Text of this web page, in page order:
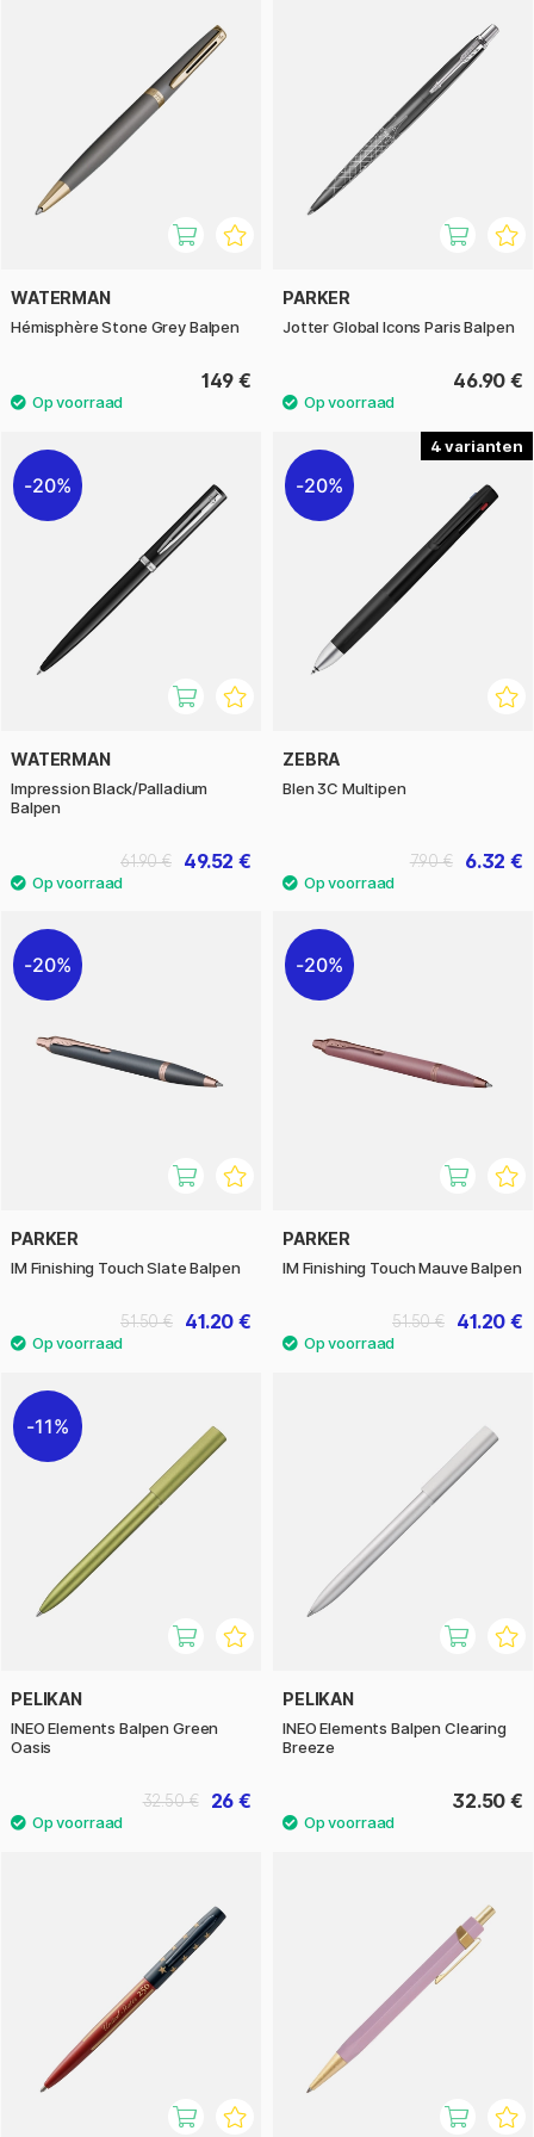
WATERMAN
Hémisphère Stone Grey Balpen
149 €
PARKER
Jotter Global Icons Paris Balpen
46.90 €
20%
WATERMAN
Impression Black/Palladium
Balpen
49.52 €
61.90 €
4
20%
ZEBRA
Blen 3C Multipen
6.32 €
7.90 €
20%
PARKER
IM Finishing Touch Slate Balpen
41.20 €
51.50 €
20%
PARKER
IM Finishing Touch Mauve Balpen
41.20 €
51.50 €
11%
PELIKAN
INEO Elements Balpen Green
Oasis
26 €
32.50 €
PELIKAN
INEO Elements Balpen Clearing
Breeze
32.50 €